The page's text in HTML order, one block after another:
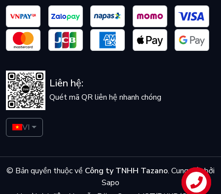
Liên hệ:
Quét mã QR liên hệ nhanh chóng
VI
© Bản quyền thuộc về Công ty TNHH Tazano. Cung cấp bởi
Sapo
Liên hệ